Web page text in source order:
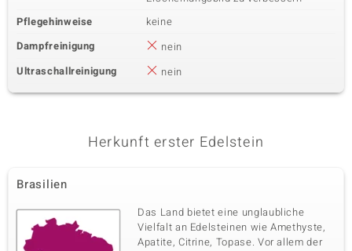
Pflegehinweise
keine
Dampfreinigung
nein
Ultraschallreinigung
nein
Herkunft erster Edelstein
Brasilien
Das Land bietet eine unglaubliche
Vielfalt an Edelsteinen wie Amethyste,
Apatite, Citrine, Topase. Vor allem der